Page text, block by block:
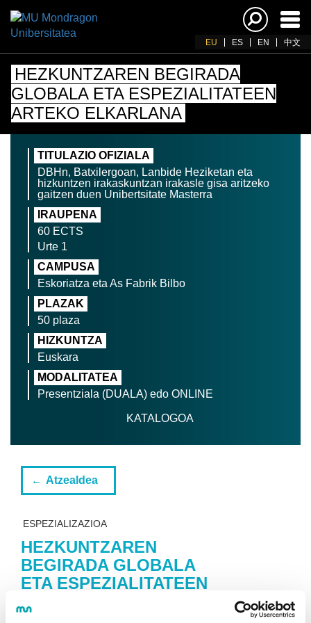
EU ES EN 中文
HEZKUNTZAREN BEGIRADA
GLOBALA ETA ESPEZIALITATEEN
ARTEKO ELKARLANA
TITULAZIO OFIZIALA
DBHn, Batxilergoan, Lanbide Heziketan eta
hizkuntzen irakaskuntzan irakasle gisa aritzeko
gaitzen duen Unibertsitate Masterra
IRAUPENA
60 ECTS
Urte 1
CAMPUSA
Eskoriatza eta As Fabrik Bilbo
PLAZAK
50 plaza
HIZKUNTZA
Euskara
MODALITATEA
Presentziala (DUALA) edo ONLINE
KATALOGOA
Atzealdea
ESPEZIALIZAZIOA
HEZKUNTZAREN
BEGIRADA GLOBALA
ETA ESPEZIALITATEEN